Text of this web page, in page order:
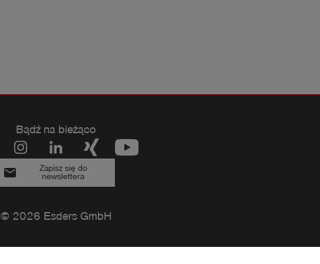
Bądź na bieżąco
email
Zapisz się do
newslettera
© 2026 Esders GmbH